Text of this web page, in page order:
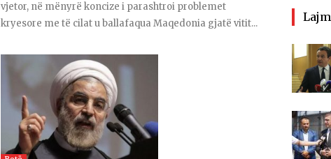
vjetor, në mënyrë koncize i parashtroi problemet
kryesore me të cilat u ballafaqua Maqedonia gjatë vitit...